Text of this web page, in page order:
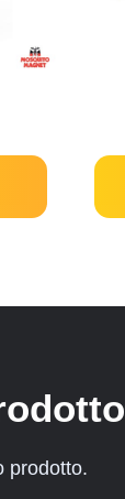
prodotto.